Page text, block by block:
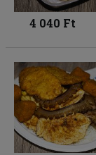
4 040 Ft